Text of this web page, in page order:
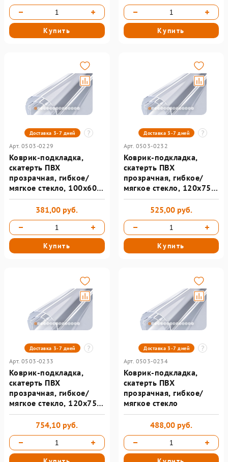
Купить Купить
Доставка 3-7 дней
Арт. 0503-0229
Коврик-подкладка,
скатерть ПВХ
прозрачная, гибкое/
мягкое стекло, 100х60
см, 0,5 мм, DASWERK
381,00 руб.
Купить
Доставка 3-7 дней
Арт. 0503-0232
Коврик-подкладка,
скатерть ПВХ
прозрачная, гибкое/
мягкое стекло, 120х75
см, 0,5 мм, DASWERK
525,00 руб.
Купить
Доставка 3-7 дней
Арт. 0503-0233
Коврик-подкладка,
скатерть ПВХ
прозрачная, гибкое/
мягкое стекло, 120х75
см, 0,8 мм, DASWERK
754,10 руб.
Доставка 3-7 дней
Арт. 0503-0234
Коврик-подкладка,
скатерть ПВХ
прозрачная, гибкое/
мягкое стекло
488,00 руб.